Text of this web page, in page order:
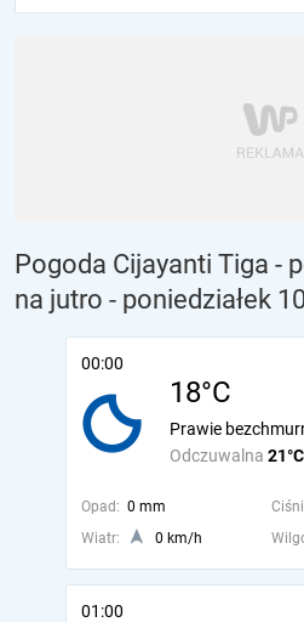
Pogoda Cijayanti Tiga -
na jutro - poniedziałek
00:00
18°C
Odczuwalna 21°C
Prawie
Opad: 0 mm
Wiatr:
0 km/h
01:00